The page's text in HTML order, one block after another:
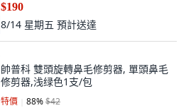
$190
8/14 星期五 預計送達
帥普科 雙頭旋轉鼻毛修剪器, 單頭鼻毛
修剪器,浅绿色1支/包
特價 88%$42